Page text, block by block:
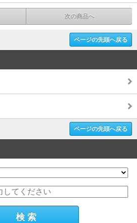
次の商品へ
ページの先頭へ戻る
ページの先頭へ戻る